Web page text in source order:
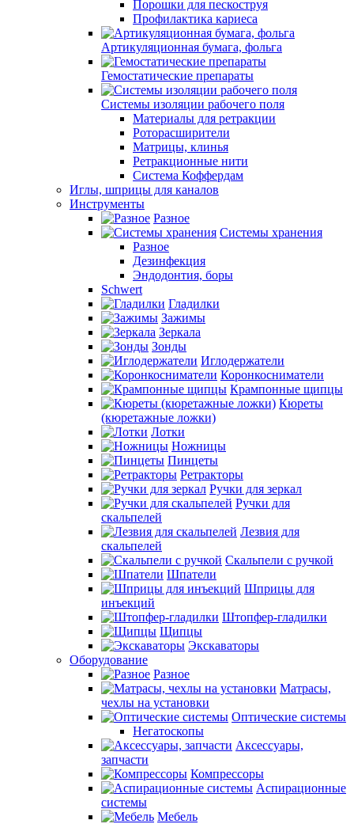
Порошки для пескоструя
Профилактика кариеса
Артикуляционная бумага, фольга
Гемостатические препараты
Системы изоляции рабочего поля
Материалы для ретракции
Роторасширители
Матрицы, клинья
Ретракционные нити
Система Коффердам
Иглы, шприцы для каналов
Инструменты
Разное
Системы хранения
Разное
Дезинфекция
Эндодонтия, боры
Schwert
Гладилки
Зажимы
Зеркала
Зонды
Иглодержатели
Коронкосниматели
Крампонные щипцы
Кюреты
(кюретажные ложки)
Лотки
Ножницы
Пинцеты
Ретракторы
Ручки для зеркал
Ручки для
скальпелей
Лезвия для
скальпелей
Скальпели с ручкой
Шпатели
Шприцы для
инъекций
Штопфер-гладилки
Щипцы
Экскаваторы
Оборудование
Разное
Матрасы,
чехлы на установки
Оптические системы
Негатоскопы
Аксессуары,
запчасти
Компрессоры
Аспирационные
системы
Мебель